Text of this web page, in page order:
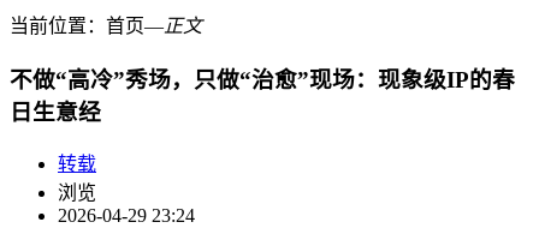
当前位置： 首页―正文
不做“高冷”秀场，只做“治愈”现场：现象级IP的春
日生意经
转载
浏览
2026-04-29 23:24